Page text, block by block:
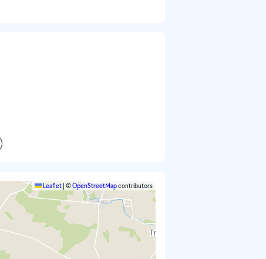
Leaflet ©OpenStreetMapcontributors